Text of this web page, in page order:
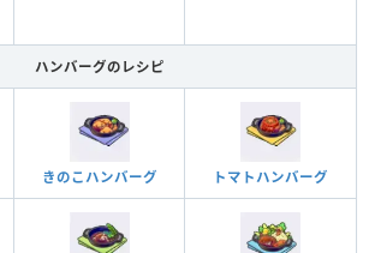
ハンバーグのレシピ
きのこハンバーグ トマトハンバーグ